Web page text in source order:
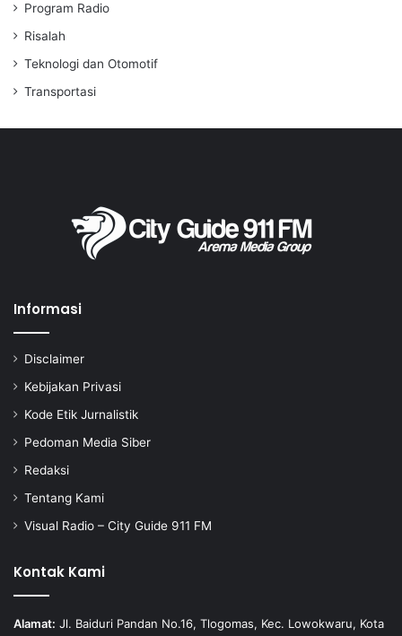
Program Radio
Risalah
Teknologi dan Otomotif
Transportasi
Informasi
Disclaimer
Kebijakan Privasi
Kode Etik Jurnalistik
Pedoman Media Siber
Redaksi
Tentang Kami
Visual Radio – City Guide 911 FM
Kontak Kami
Alamat: Jl. Baiduri Pandan No.16, Tlogomas, Kec. Lowokwaru, Kota